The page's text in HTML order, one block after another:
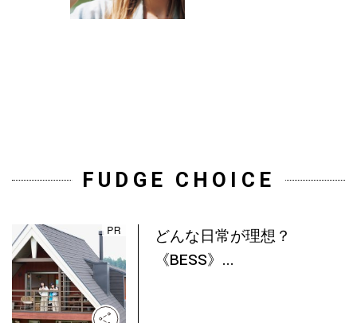
FUDGE CHOICE
どんな日常が理想？
《BESS》...